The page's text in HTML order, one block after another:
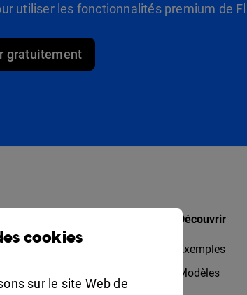
utiliser les fonctionnalités premium de
gratuitement
Découvrir
Exemples
Modèles
cookies
sur le site Web de